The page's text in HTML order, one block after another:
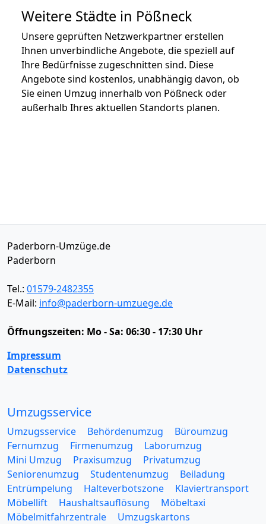
Weitere Städte in Pößneck
Unsere geprüften Netzwerkpartner erstellen
Ihnen unverbindliche Angebote, die speziell auf
Ihre Bedürfnisse zugeschnitten sind. Diese
Angebote sind kostenlos, unabhängig davon, ob
Sie einen Umzug innerhalb von Pößneck oder
außerhalb Ihres aktuellen Standorts planen.
Paderborn-Umzüge.de
Paderborn
Tel.: 01579-2482355
E-Mail: info@paderborn-umzuege.de
Öffnungszeiten: Mo - Sa: 06:30 - 17:30 Uhr
Impressum
Datenschutz
Umzugsservice
Umzugsservice Behördenumzug
Büroumzug
Fernumzug
Firmenumzug
Laborumzug
Mini Umzug
Praxisumzug
Privatumzug
Seniorenumzug
Studentenumzug
Beiladung
Entrümpelung
Halteverbotszone
Klaviertransport
Möbellift
Haushaltsauflösung
Möbeltaxi
Möbelmitfahrzentrale
Umzugskartons